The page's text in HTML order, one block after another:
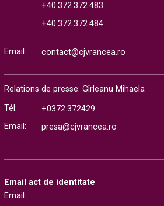
+40.372.372.483
+40.372.372.484
Email: contact@cjvrancea.ro
Relations de presse: Gîrleanu Mihaela
Tél:
+0372.372429
Email:
presa@cjvrancea.ro
Email act de identitate
Email: